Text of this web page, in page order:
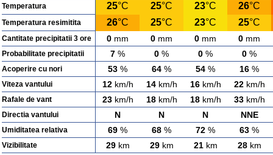
Temperatura 25°C 25°C 23°C 26°C
Temperatura resimitita 26°C 25°C 23°C 25°C
Cantitate precipitatii 3 ore 0 mm 0 mm 0 mm 0 mm
Probabilitate precipitatii 7 % 0 % 0 % 0 %
Acoperire cu nori 53 % 64 % 54 % 16 %
Viteza vantului 12km/h 14km/h 16km/h 22km/h
Rafale de vant 23km/h 18km/h 18km/h 33km/h
Directia vantului N N N NNE
Umiditatea relativa 69 % 68 % 72 % 63 %
Vizibilitate 29km 29km 21km 28km